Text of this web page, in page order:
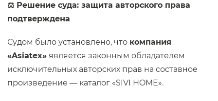
⚖️ Решение суда: защита авторского права
подтверждена
Судом было установлено, что компания
«Asiatex» является законным обладателем
исключительных авторских прав на составное
произведение — каталог «SIVI HOME».